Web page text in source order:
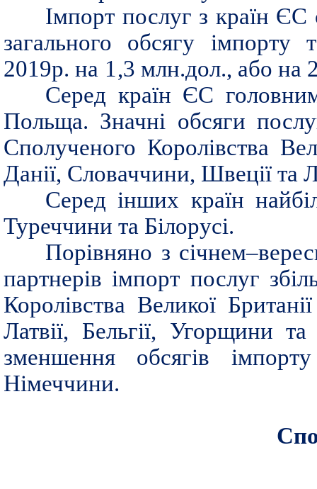
Імпорт послуг з країн
загального обсягу імпорту
2019р. на 1 ,3 млн.дол., або на
Серед країн ЄС
Польща. Значні обсяги
Сполученого Королівства
Данії, Словаччини, Швеції та
Серед інших країн
Туреччини та Білорусі.
Порівняно з
партнерів імпорт послуг
Королівства Великої
Латвії, Бельгії, Угорщини
зменшення обсягів
Німеччини.